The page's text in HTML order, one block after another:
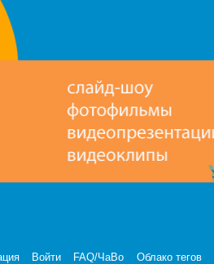
Войти FAQ/ЧаВо Облако тегов